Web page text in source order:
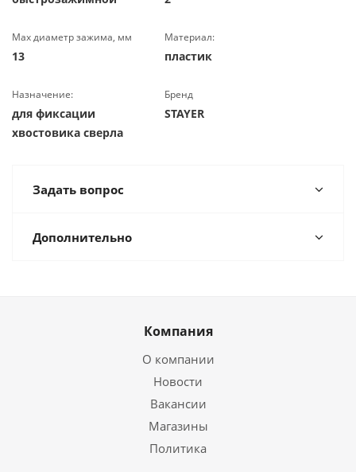
Max диаметр зажима, мм
13
Материал:
пластик
Назначение:
для фиксации
хвостовика сверла
Бренд
STAYER
Задать вопрос
Дополнительно
Компания
О компании
Новости
Вакансии
Магазины
Политика